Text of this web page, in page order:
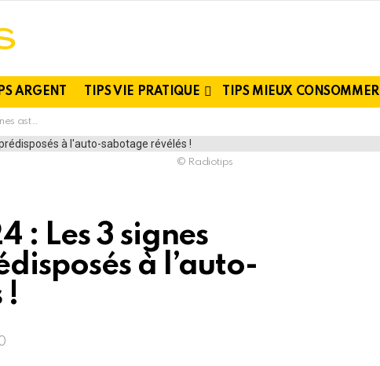
ARGENT TIPS VIE PRATIQUE TIPS MIEUX CONSOMMER
révélés !
© Radiotips
: Les 3 signes
à l’auto-
!